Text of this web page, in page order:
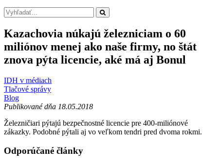
Kazachovia núkajú železniciam o 60
miliónov menej ako naše firmy, no štát
znova pýta licencie, aké má aj Bonul
IDH v médiach
Tlačové správy
Blog
Publikované dňa 18.05.2018
Železničiari pýtajú bezpečnostné licencie pre 400-miliónové
zákazky. Podobné pýtali aj vo veľkom tendri pred dvoma rokmi.
Odporúčané články